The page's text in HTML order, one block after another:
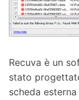
Recuva è un
stato
scheda